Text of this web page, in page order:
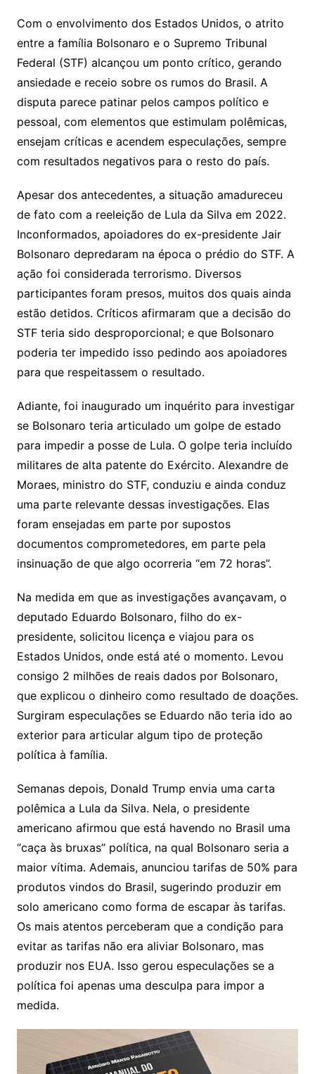
at
s
A
p
p
c
e
b
o
o
k
itt
er
ai
l
Com o envolvimento dos Estados Unidos, o atrito
entre a família Bolsonaro e o Supremo Tribunal
Federal (STF) alcançou um ponto crítico, gerando
ansiedade e receio sobre os rumos do Brasil. A
disputa parece patinar pelos campos político e
pessoal, com elementos que estimulam polêmicas,
ensejam críticas e acendem especulações, sempre
com resultados negativos para o resto do país.
Apesar dos antecedentes, a situação amadureceu
de fato com a reeleição de Lula da Silva em 2022.
Inconformados, apoiadores do ex-presidente Jair
Bolsonaro depredaram na época o prédio do STF. A
ação foi considerada terrorismo. Diversos
participantes foram presos, muitos dos quais ainda
estão detidos. Críticos afirmaram que a decisão do
STF teria sido desproporcional; e que Bolsonaro
poderia ter impedido isso pedindo aos apoiadores
para que respeitassem o resultado.
Adiante, foi inaugurado um inquérito para investigar
se Bolsonaro teria articulado um golpe de estado
para impedir a posse de Lula. O golpe teria incluído
militares de alta patente do Exército. Alexandre de
Moraes, ministro do STF, conduziu e ainda conduz
uma parte relevante dessas investigações. Elas
foram ensejadas em parte por supostos
documentos comprometedores, em parte pela
insinuação de que algo ocorreria “em 72 horas”.
Na medida em que as investigações avançavam, o
deputado Eduardo Bolsonaro, filho do ex-
presidente, solicitou licença e viajou para os
Estados Unidos, onde está até o momento. Levou
consigo 2 milhões de reais dados por Bolsonaro,
que explicou o dinheiro como resultado de doações.
Surgiram especulações se Eduardo não teria ido ao
exterior para articular algum tipo de proteção
política à família.
Semanas depois, Donald Trump envia uma carta
polêmica a Lula da Silva. Nela, o presidente
americano afirmou que está havendo no Brasil uma
“caça às bruxas” política, na qual Bolsonaro seria a
maior vítima. Ademais, anunciou tarifas de 50% para
produtos vindos do Brasil, sugerindo produzir em
solo americano como forma de escapar às tarifas.
Os mais atentos perceberam que a condição para
evitar as tarifas não era aliviar Bolsonaro, mas
produzir nos EUA. Isso gerou especulações se a
política foi apenas uma desculpa para impor a
medida.